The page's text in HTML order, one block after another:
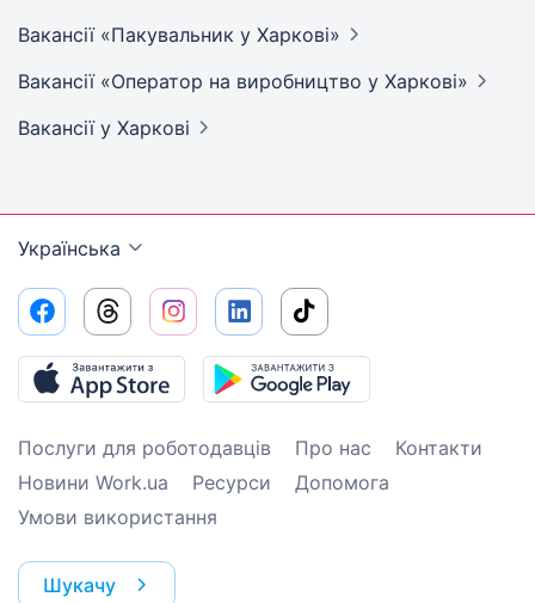
Вакансії «Пакувальник у Харкові»
Вакансії «Оператор на виробництво у Харкові»
Вакансії у Харкові
Українська
Послуги для роботодавців Про нас
Контакти
Новини Work.ua
Ресурси
Допомога
Умови використання
Шукачу